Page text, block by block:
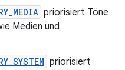
priorisiert Töne
Medien und
priorisiert